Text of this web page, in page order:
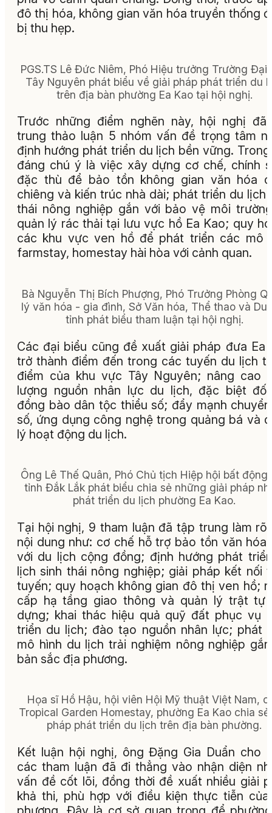
đô thị hóa, không gian văn hóa truyền thống
bị thu hẹp.
PGS.TS Lê Đức Niêm, Phó Hiệu trưởng Trường Đại
Tây Nguyên phát biểu về giải pháp phát triển du
trên địa bàn phường Ea Kao tại hội nghị.
Trước những điểm nghẽn này, hội nghị đã
trung thảo luận 5 nhóm vấn đề trọng tâm
định hướng phát triển du lịch bền vững.
đáng chú ý là việc xây dựng cơ chế, chính
đặc thù để bảo tồn không gian văn hóa
chiêng và kiến trúc nhà dài; phát triển du lịch
thái nông nghiệp gắn với bảo vệ môi
quản lý rác thải tại lưu vực hồ Ea Kao; quy
các khu vực ven hồ để phát triển các mô
farmstay, homestay hài hòa với cảnh quan.
Bà Nguyễn Thị Bích Phượng, Phó Trưởng Phòng
lý văn hóa - gia đình, Sở Văn hóa, Thể thao và Du
tỉnh phát biểu tham luận tại hội nghị.
Các đại biểu cũng đề xuất giải pháp đưa Ea
trở thành điểm đến trong các tuyến du lịch
điểm của khu vực Tây Nguyên; nâng cao
lượng nguồn nhân lực du lịch, đặc biệt
đồng bào dân tộc thiểu số; đẩy mạnh
số, ứng dụng công nghệ trong quảng bá và
lý hoạt động du lịch.
Ông Lê Thế Quân, Phó Chủ tịch Hiệp hội bất động
tỉnh Đắk Lắk phát biểu chia sẻ những giải pháp
phát triển du lịch phường Ea Kao.
Tại hội nghị, 9 tham luận đã tập trung làm rõ
nội dung như: cơ chế hỗ trợ bảo tồn văn hóa
với du lịch cộng đồng; định hướng phát
lịch sinh thái nông nghiệp; giải pháp kết nối
tuyến; quy hoạch không gian đô thị ven hồ;
cấp hạ tầng giao thông và quản lý trật tự
dựng; khai thác hiệu quả quỹ đất phục vụ
triển du lịch; đào tạo nguồn nhân lực; phát
mô hình du lịch trải nghiệm nông nghiệp
bản sắc địa phương.
Họa sĩ Hồ Hậu, hội viên Hội Mỹ thuật Việt Nam,
Tropical Garden Homestay, phường Ea Kao chia
pháp phát triển du lịch trên địa bàn phường.
Kết luận hội nghị, ông Đặng Gia Duẩn cho
các tham luận đã đi thẳng vào nhận diện
vấn đề cốt lõi, đồng thời đề xuất nhiều giải
khả thi, phù hợp với điều kiện thực tiễn